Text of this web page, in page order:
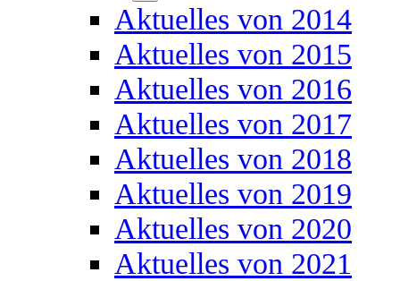
Aktuelles von 2014
Aktuelles von 2015
Aktuelles von 2016
Aktuelles von 2017
Aktuelles von 2018
Aktuelles von 2019
Aktuelles von 2020
Aktuelles von 2021